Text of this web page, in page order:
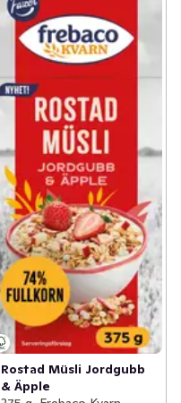
Rostad Müsli Jordgubb
& Äpple